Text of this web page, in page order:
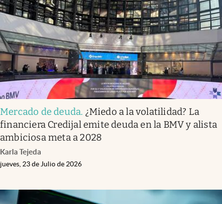
Mercado de deuda. ¿Miedo a la volatilidad? La
financiera Credijal emite deuda en la BMV y alista
ambiciosa meta a 2028
Karla Tejeda
jueves, 23 de Julio de 2026